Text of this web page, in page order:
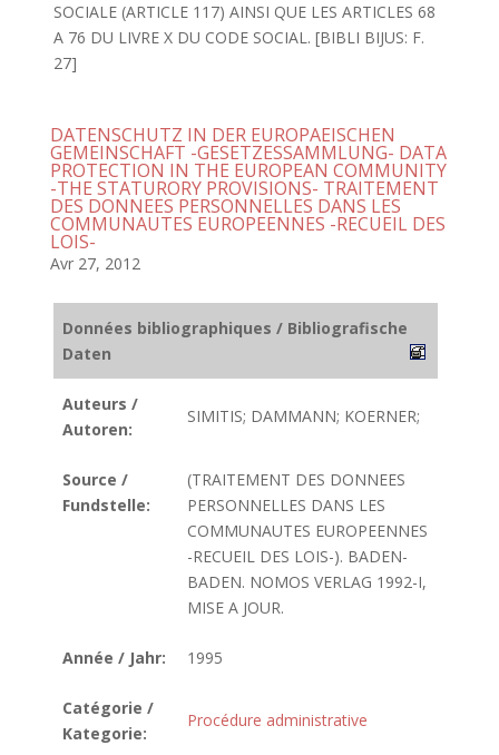
SOCIALE (ARTICLE 117) AINSI QUE LES ARTICLES 68
A 76 DU LIVRE X DU CODE SOCIAL. [BIBLI BIJUS: F.
27]
DATENSCHUTZ IN DER EUROPAEISCHEN
GEMEINSCHAFT -GESETZESSAMMLUNG- DATA
PROTECTION IN THE EUROPEAN COMMUNITY
-THE STATURORY PROVISIONS- TRAITEMENT
DES DONNEES PERSONNELLES DANS LES
COMMUNAUTES EUROPEENNES -RECUEIL DES
LOIS-
Avr 27, 2012
Données bibliographiques / Bibliografische
Daten
Auteurs /
Autoren:
SIMITIS; DAMMANN; KOERNER;
Source /
Fundstelle:
(TRAITEMENT DES DONNEES
PERSONNELLES DANS LES
COMMUNAUTES EUROPEENNES
-RECUEIL DES LOIS-). BADEN-
BADEN. NOMOS VERLAG 1992-I,
MISE A JOUR.
Année / Jahr: 1995
Catégorie /
Kategorie:
Procédure administrative